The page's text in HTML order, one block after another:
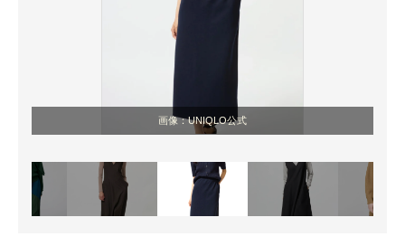
画像：UNIQLO公式